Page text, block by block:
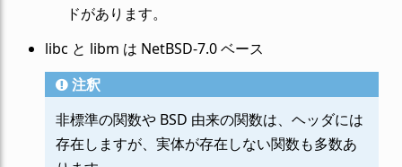
ドがあります。
libc と libm は NetBSD-7.0 ベース
注釈
非標準の関数や BSD 由来の関数は、ヘッダには
存在しますが、実体が存在しない関数も多数あ